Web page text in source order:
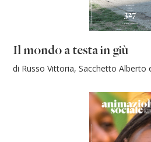
Il mondo a testa in giù
di Russo Vittoria, Sacchetto Alberto